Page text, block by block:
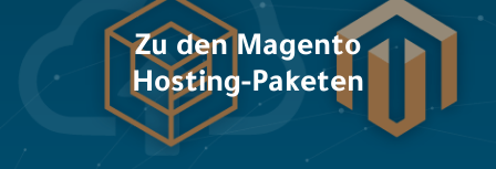
Zu den Magento
Hosting-Paketen